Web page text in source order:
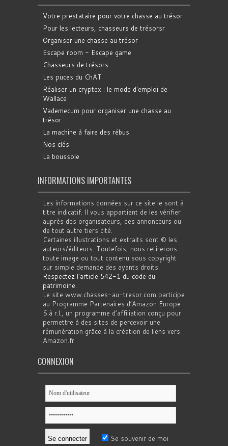
Votre prestataire pour votre chasse au trésor
Pour les lecteurs, chasseurs de trésorsr
Organiser une chasse au trésor
Escape room - Escape game
Chasseurs de trésors
Les puces du ChAT
Réaliser un cryptex : le mode d'emploi de
Wallace
Vademecum pour organiser une chasse au
trésor
La machine à faire des rébus
Nos clés
La boussole
INFORMATIONS IMPORTANTES
Les informations données sur ce site le sont à
titre indicatif. Il vous appartient de les vérifier
auprès des organisateurs, des annonceurs ou
de tout autre tiers cité.
Certaines illustrations et extraits sont © les
auteurs/éditeurs. Toutefois, nous retirerons
toute image ou tout contenu sous copyright
sur simple demande des ayants droits.
Respectez l'article 542-1 du code du
patrimoine.
Le site www.chasses-au-tresor.com participe
au Programme Partenaires d’Amazon Europe
S.à r.l., un programme d’affiliation conçu pour
permettre à des sites de percevoir une
rémunération grâce à la création de liens vers
Amazon.fr
CONNEXION
Se souvenir de moi